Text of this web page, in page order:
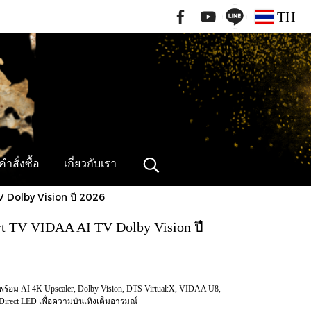
TH
ำสั่งซื้อ เกี่ยวกับเรา
Dolby Vision ปี 2026
TV VIDAA AI TV Dolby Vision ปี
ม AI 4K Upscaler, Dolby Vision, DTS Virtual:X, VIDAA U8,
Direct LED เพื่อความบันเทิงเต็มอารมณ์